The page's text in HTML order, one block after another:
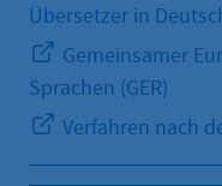
Übersetzer in
Gemeinsamer
Sprachen (GER)
Verfahren nach